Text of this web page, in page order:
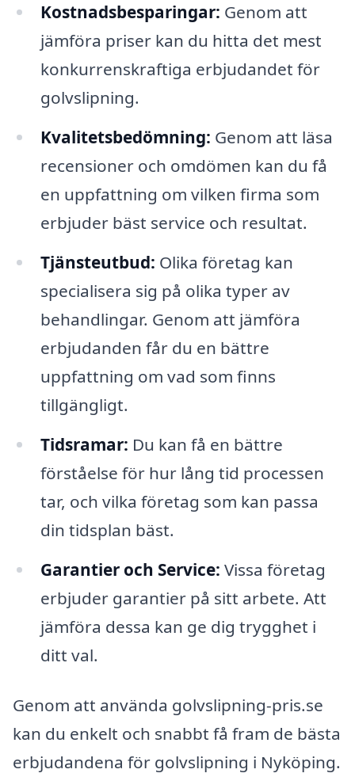
Kostnadsbesparingar: Genom att
jämföra priser kan du hitta det mest
konkurrenskraftiga erbjudandet för
golvslipning.
Kvalitetsbedömning: Genom att läsa
recensioner och omdömen kan du få
en uppfattning om vilken firma som
erbjuder bäst service och resultat.
Tjänsteutbud: Olika företag kan
specialisera sig på olika typer av
behandlingar. Genom att jämföra
erbjudanden får du en bättre
uppfattning om vad som finns
tillgängligt.
Tidsramar: Du kan få en bättre
förståelse för hur lång tid processen
tar, och vilka företag som kan passa
din tidsplan bäst.
Garantier och Service: Vissa företag
erbjuder garantier på sitt arbete. Att
jämföra dessa kan ge dig trygghet i
ditt val.
Genom att använda golvslipning-pris.se
kan du enkelt och snabbt få fram de bästa
erbjudandena för golvslipning i Nyköping.